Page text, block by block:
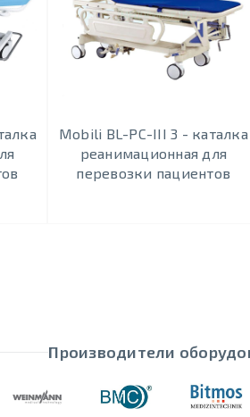
Mobili BL-PC-III 3 - каталка
реанимационная для
перевозки пациентов
Производители